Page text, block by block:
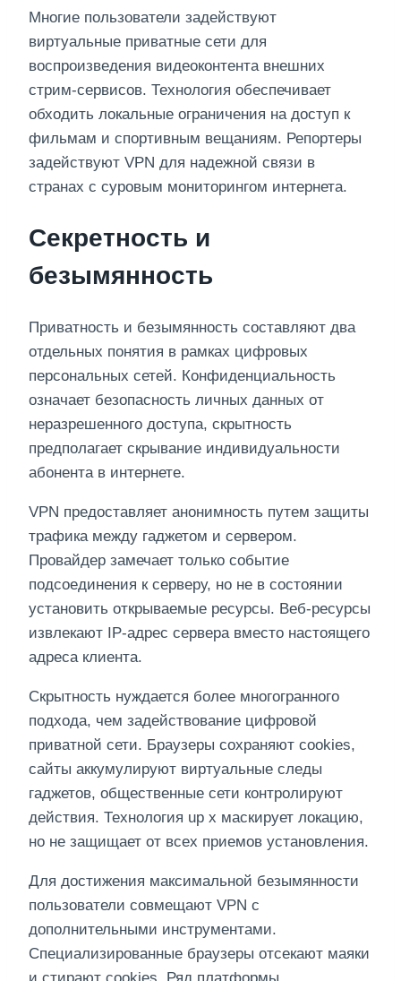
Многие пользователи задействуют
виртуальные приватные сети для
воспроизведения видеоконтента внешних
стрим-сервисов. Технология обеспечивает
обходить локальные ограничения на доступ к
фильмам и спортивным вещаниям. Репортеры
задействуют VPN для надежной связи в
странах с суровым мониторингом интернета.
Секретность и
безымянность
Приватность и безымянность составляют два
отдельных понятия в рамках цифровых
персональных сетей. Конфиденциальность
означает безопасность личных данных от
неразрешенного доступа, скрытность
предполагает скрывание индивидуальности
абонента в интернете.
VPN предоставляет анонимность путем защиты
трафика между гаджетом и сервером.
Провайдер замечает только событие
подсоединения к серверу, но не в состоянии
установить открываемые ресурсы. Веб-ресурсы
извлекают IP-адрес сервера вместо настоящего
адреса клиента.
Скрытность нуждается более многогранного
подхода, чем задействование цифровой
приватной сети. Браузеры сохраняют cookies,
сайты аккумулируют виртуальные следы
гаджетов, общественные сети контролируют
действия. Технология up x маскирует локацию,
но не защищает от всех приемов установления.
Для достижения максимальной безымянности
пользователи совмещают VPN с
дополнительными инструментами.
Специализированные браузеры отсекают маяки